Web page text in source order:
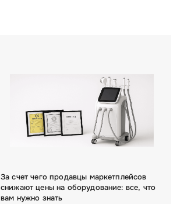
За счет чего продавцы маркетплейсов
снижают цены на оборудование: все, что
вам нужно знать